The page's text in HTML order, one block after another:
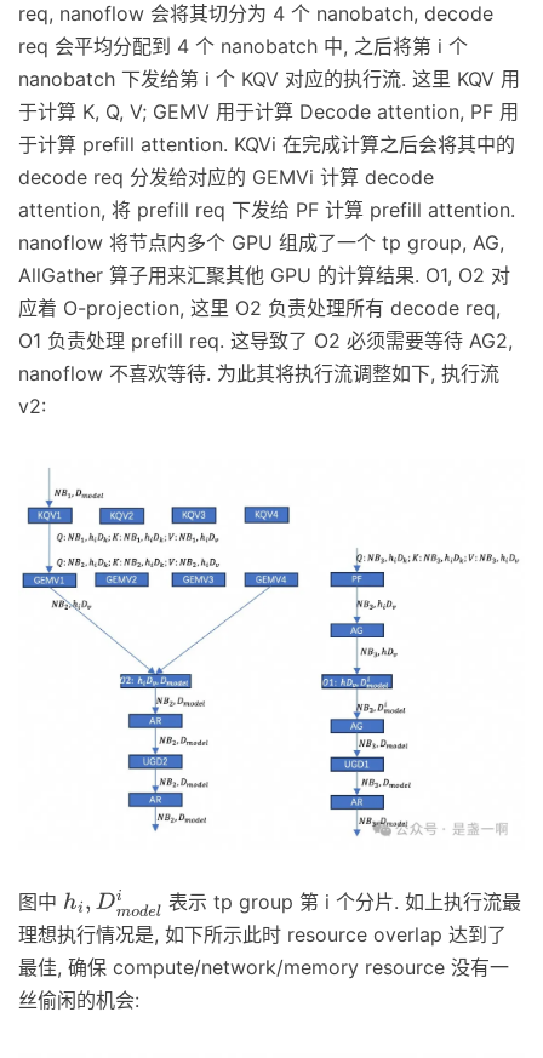
req, nanoflow 会将其切分为 4 个 nanobatch, decode
req 会平均分配到 4 个 nanobatch 中, 之后将第 i 个
nanobatch 下发给第 i 个 KQV 对应的执行流. 这里 KQV 用
于计算 K, Q, V; GEMV 用于计算 Decode attention, PF 用
于计算 prefill attention. KQVi 在完成计算之后会将其中的
decode req 分发给对应的 GEMVi 计算 decode
attention, 将 prefill req 下发给 PF 计算 prefill attention.
nanoflow 将节点内多个 GPU 组成了一个 tp group, AG,
AllGather 算子用来汇聚其他 GPU 的计算结果. O1, O2 对
应着 O-projection, 这里 O2 负责处理所有 decode req,
O1 负责处理 prefill req. 这导致了 O2 必须需要等待 AG2,
nanoflow 不喜欢等待. 为此其将执行流调整如下, 执行流
v2:
图中 hi,Dmodeli 表示 tp group 第 i 个分片. 如上执行流最
理想执行情况是, 如下所示此时 resource overlap 达到了
最佳, 确保 compute/network/memory resource 没有一
丝偷闲的机会: